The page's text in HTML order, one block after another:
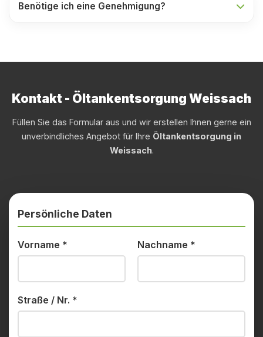
Benötige ich eine Genehmigung?
Kontakt - Öltankentsorgung Weissach
Füllen Sie das Formular aus und wir erstellen Ihnen gerne ein
unverbindliches Angebot für Ihre Öltankentsorgung in
Weissach.
Persönliche Daten
Vorname * Nachname *
Straße / Nr. *